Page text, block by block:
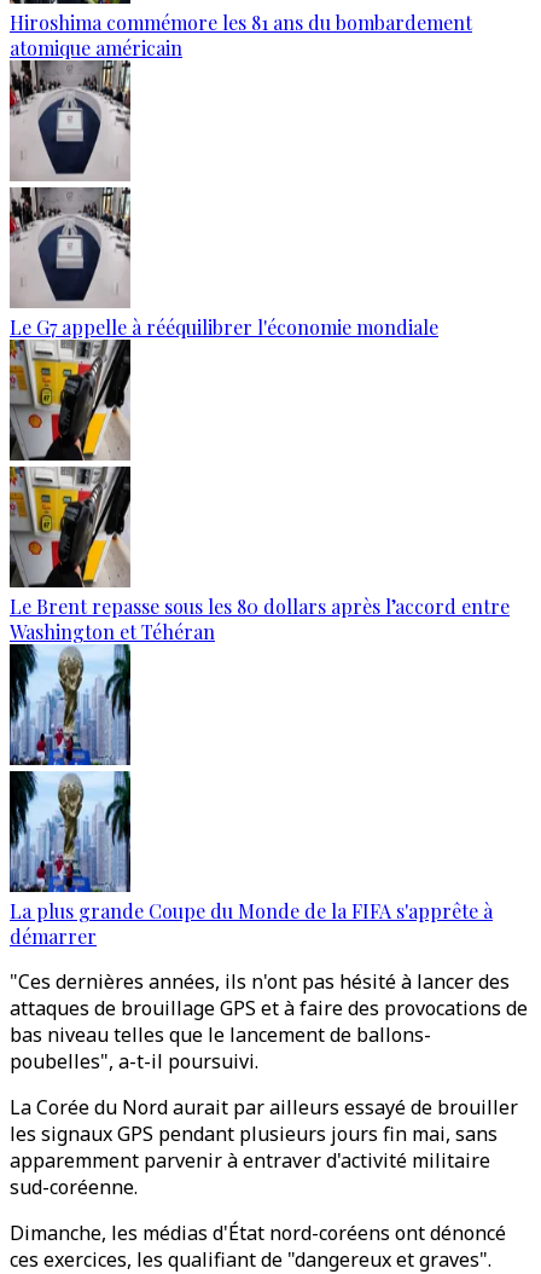
Hiroshima commémore les 81 ans du bombardement
atomique américain
Le G7 appelle à rééquilibrer l'économie mondiale
Le Brent repasse sous les 80 dollars après l’accord entre
Washington et Téhéran
La plus grande Coupe du Monde de la FIFA s'apprête à
démarrer
"Ces dernières années, ils n'ont pas hésité à lancer des
attaques de brouillage GPS et à faire des provocations de
bas niveau telles que le lancement de ballons-
poubelles", a-t-il poursuivi.
La Corée du Nord aurait par ailleurs essayé de brouiller
les signaux GPS pendant plusieurs jours fin mai, sans
apparemment parvenir à entraver d'activité militaire
sud-coréenne.
Dimanche, les médias d'État nord-coréens ont dénoncé
ces exercices, les qualifiant de "dangereux et graves".